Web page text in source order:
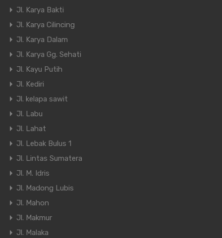
Jl. Karya Bakti
Jl. Karya Cilincing
Jl. Karya Dalam
Jl. Karya Gg. Sehati
Jl. Kayu Putih
Jl. Kediri
Jl. kelapa sawit
Jl. Labu
Jl. Lahat
Jl. Lebak Bulus 1
Jl. Lintas Sumatera
Jl. M. Idris
Jl. Madong Lubis
Jl. Mahon
Jl. Makmur
Jl. Malaka